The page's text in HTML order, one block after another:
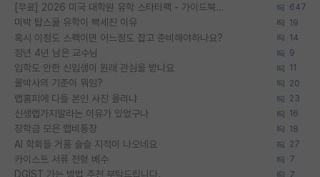
[무료] 2026 미국 대학원 유학 스타터팩 - 가이드북 & 합격자 컨택메일 템플릿 647
미박 탑스쿨 유학이 빡세진 이유 19
혹시 이정도 스펙이면 어느정도 잡고 준비해야하나요? 14
정년 4년 남은 교수님 9
입학도 안한 신입생이 원래 관심을 받나요 11
물박사의 기준이 뭐임? 20
랩홈피에 다들 본인 사진 올리냐 23
신생랩가지말라는 이유가 있었구나 16
장학금 모은 랩비통장 18
AI 학회들 거품 슬슬 지적이 나오네요 27
카이스트 서류 전형 배수 7
DGIST 가는 방법 추천 부탁드립니다. 7